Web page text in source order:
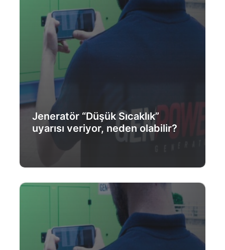
Jeneratör “Düşük Sıcaklık”
uyarısı veriyor, neden olabilir?
Daha Fazlası